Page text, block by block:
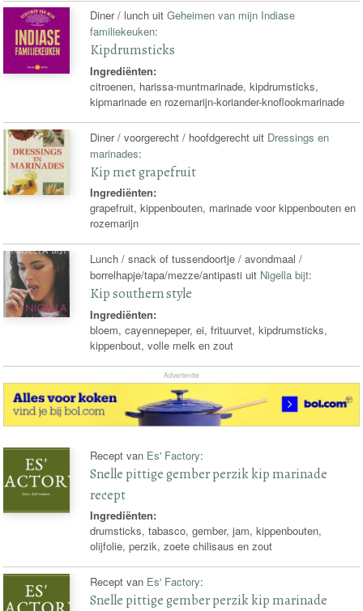
Diner / lunch uitGeheimen van mijn Indiase
familiekeuken:
Kipdrumsticks
Ingrediënten:
citroenen, harissa-muntmarinade, kipdrumsticks,
kipmarinade en rozemarijn-koriander-knoflookmarinade
Diner / voorgerecht / hoofdgerecht uit Dressings en
marinades:
Kip met grapefruit
Ingrediënten:
grapefruit, kippenbouten, marinade voor kippenbouten en
rozemarijn
Lunch / snack of tussendoortje / avondmaal /
borrelhapje/tapa/mezze/antipasti uit Nigella bijt:
Kip southern style
Ingrediënten:
bloem, cayennepeper, ei, frituurvet, kipdrumsticks,
kippenbout, volle melk en zout
Advertentie
Recept van Es' Factory:
Snelle pittige gember perzik kip marinade
recept
Ingrediënten:
drumsticks, tabasco, gember, jam, kippenbouten,
olijfolie, perzik, zoete chilisaus en zout
Recept van Es' Factory:
Snelle pittige gember perzik kip marinade